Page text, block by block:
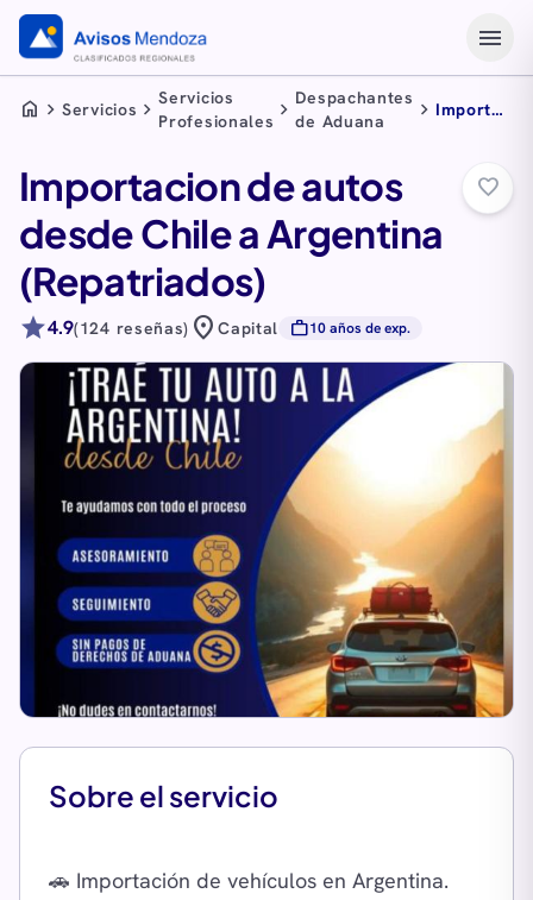
menu
home chevron_right Servicios chevron_rightServicios
Profesionales chevron_right Despachantes
de Aduana
chevron_right
Chile a
Argentina
Importacion de autos
desde Chile a Argentina
(Repatriados)
star4.9(124 reseñas) location_onCapital work10 años de exp.
favorite_border
Sobre el servicio
🚗 Importación de vehículos en Argentina.